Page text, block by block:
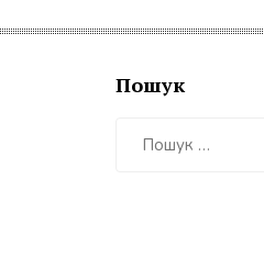
Пошук